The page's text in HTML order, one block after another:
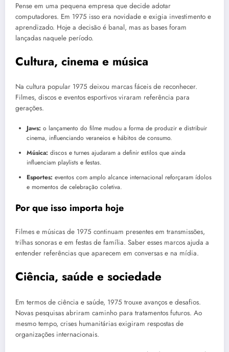
Pense em uma pequena empresa que decide adotar
computadores. Em 1975 isso era novidade e exigia investimento e
aprendizado. Hoje a decisão é banal, mas as bases foram
lançadas naquele período.
Cultura, cinema e música
Na cultura popular 1975 deixou marcas fáceis de reconhecer.
Filmes, discos e eventos esportivos viraram referência para
gerações.
Jaws: o lançamento do filme mudou a forma de produzir e distribuir
cinema, influenciando veraneios e hábitos de consumo.
Música: discos e turnes ajudaram a definir estilos que ainda
influenciam playlists e festas.
Esportes: eventos com amplo alcance internacional reforçaram ídolos
e momentos de celebração coletiva.
Por que isso importa hoje
Filmes e músicas de 1975 continuam presentes em transmissões,
trilhas sonoras e em festas de família. Saber esses marcos ajuda a
entender referências que aparecem em conversas e na mídia.
Ciência, saúde e sociedade
Em termos de ciência e saúde, 1975 trouxe avanços e desafios.
Novas pesquisas abriram caminho para tratamentos futuros. Ao
mesmo tempo, crises humanitárias exigiram respostas de
organizações internacionais.